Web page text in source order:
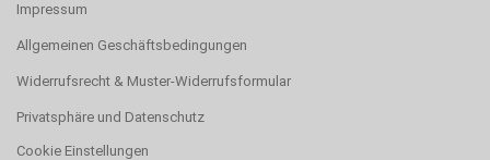
Impressum
Allgemeinen Geschäftsbedingungen
Widerrufsrecht & Muster-Widerrufsformular
Privatsphäre und Datenschutz
Cookie Einstellungen